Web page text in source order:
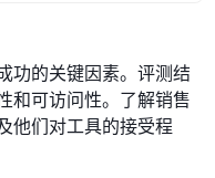
功的关键因素。评测结
和可访问性。了解销售
他们对工具的接受程